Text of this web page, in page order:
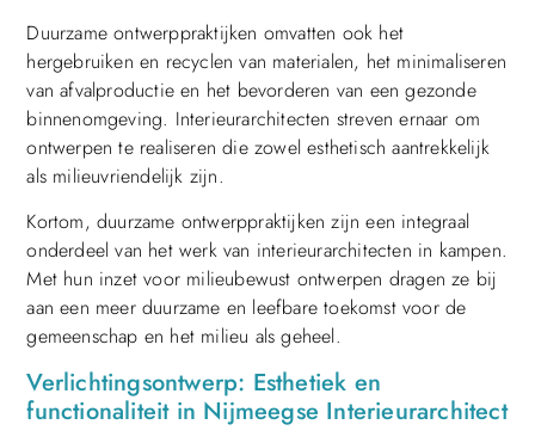
Duurzame ontwerppraktijken omvatten ook het
hergebruiken en recyclen van materialen, het minimaliseren
van afvalproductie en het bevorderen van een gezonde
binnenomgeving. Interieurarchitecten streven ernaar om
ontwerpen te realiseren die zowel esthetisch aantrekkelijk
als milieuvriendelijk zijn.
Kortom, duurzame ontwerppraktijken zijn een integraal
onderdeel van het werk van interieurarchitecten in kampen.
Met hun inzet voor milieubewust ontwerpen dragen ze bij
aan een meer duurzame en leefbare toekomst voor de
gemeenschap en het milieu als geheel.
Verlichtingsontwerp: Esthetiek en
functionaliteit in Nijmeegse Interieurarchitect